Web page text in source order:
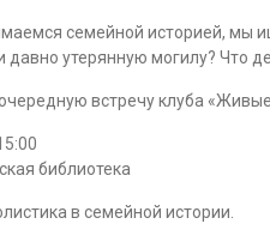
семейной историей, мы
давно утерянную могилу? Что
встречу клуба
библиотека
в семейной истории.